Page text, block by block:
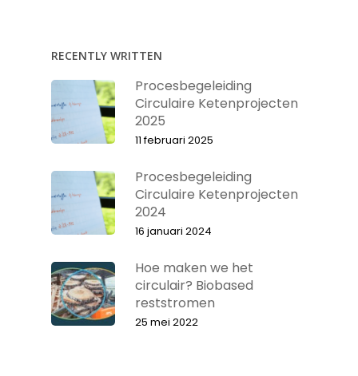
RECENTLY WRITTEN
Procesbegeleiding
Circulaire Ketenprojecten
2025
11 februari 2025
Procesbegeleiding
Circulaire Ketenprojecten
2024
16 januari 2024
Hoe maken we het
circulair? Biobased
reststromen
25 mei 2022